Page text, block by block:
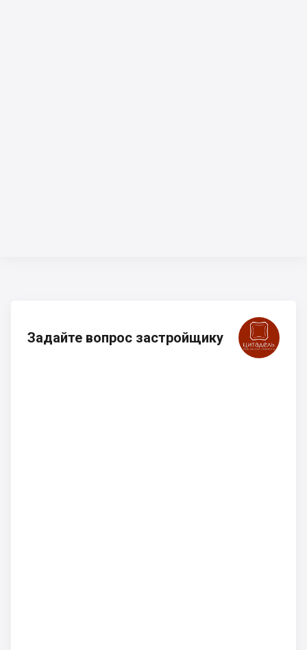
Задайте вопрос застройщику